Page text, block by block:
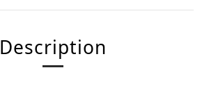
Description